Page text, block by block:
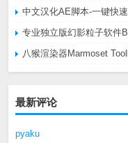
最新评论
pyaku